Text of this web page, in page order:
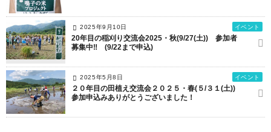
2025年9月10日 イベント
20年目の稲刈り交流会2025・秋(9/27(土)) 参加者
募集中‼ (9/22まで申込)
2025年5月8日 イベント
２０年目の田植え交流会２０２５・春(５/３１(土))
参加申込みありがとうございました！